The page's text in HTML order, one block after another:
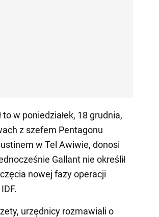
to w poniedziałek, 18 grudnia,
z szefem Pentagonu
w Tel Awiwie, donosi
Gallant nie określił
nowej fazy operacji
urzędnicy rozmawiali o